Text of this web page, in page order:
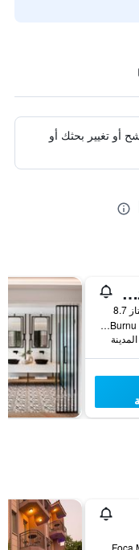
أو تغيير بحثك أو
كلوب آند هوتل ليتونيا
Pacariz Burnu Mevkii - P.O. Box 63, فيثي, تركيا